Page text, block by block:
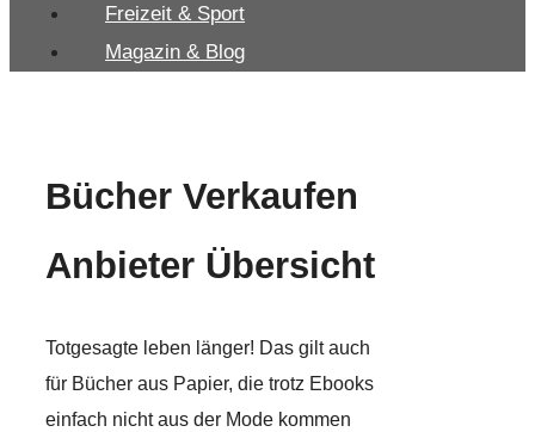
Freizeit & Sport
Magazin & Blog
Bücher Verkaufen
Anbieter Übersicht
Totgesagte leben länger! Das gilt auch
für Bücher aus Papier, die trotz Ebooks
einfach nicht aus der Mode kommen